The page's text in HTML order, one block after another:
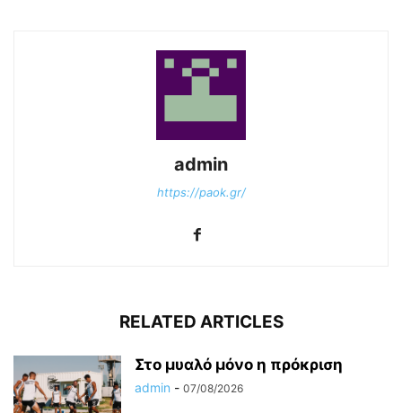
admin
https://paok.gr/
RELATED ARTICLES
Στο μυαλό μόνο η πρόκριση
admin - 07/08/2026